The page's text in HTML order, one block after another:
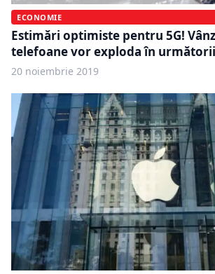
ECONOMIE
Estimări optimiste pentru 5G!
telefoane vor exploda în
20 noiembrie 2019